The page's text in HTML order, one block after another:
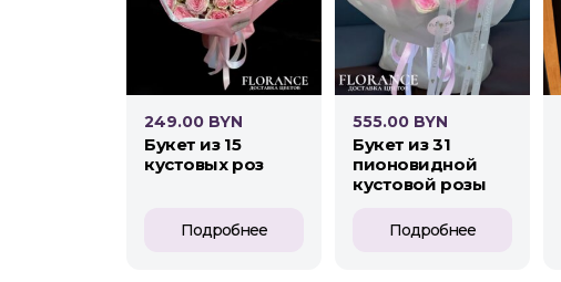
249.00 BYN
букет из 15
кустовых роз
Подробнее
555.00 BYN
букет из 31
пионовидной
кустовой розы
Подробнее